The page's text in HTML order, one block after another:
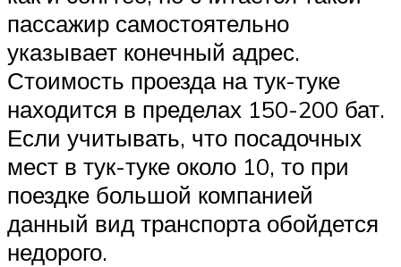
пассажир самостоятельно
указывает конечный адрес.
Стоимость проезда на тук-туке
находится в пределах 150-200 бат.
Если учитывать, что посадочных
мест в тук-туке около 10, то при
поездке большой компанией
данный вид транспорта обойдется
недорого.